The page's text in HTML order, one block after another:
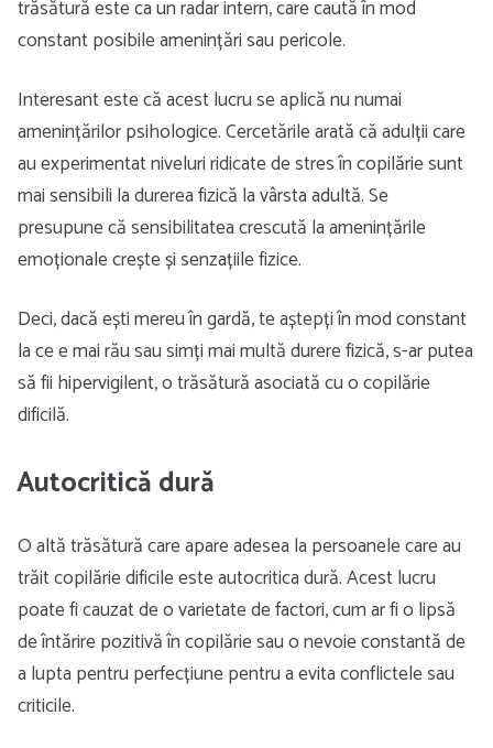
trăsătură este ca un radar intern, care caută în mod
constant posibile amenințări sau pericole.
Interesant este că acest lucru se aplică nu numai
amenințărilor psihologice. Cercetările arată că adulții care
au experimentat niveluri ridicate de stres în copilărie sunt
mai sensibili la durerea fizică la vârsta adultă. Se
presupune că sensibilitatea crescută la amenințările
emoționale crește și senzațiile fizice.
Deci, dacă ești mereu în gardă, te aștepți în mod constant
la ce e mai rău sau simți mai multă durere fizică, s-ar putea
să fii hipervigilent, o trăsătură asociată cu o copilărie
dificilă.
Autocritică dură
O altă trăsătură care apare adesea la persoanele care au
trăit copilărie dificile este autocritica dură. Acest lucru
poate fi cauzat de o varietate de factori, cum ar fi o lipsă
de întărire pozitivă în copilărie sau o nevoie constantă de
a lupta pentru perfecțiune pentru a evita conflictele sau
criticile.